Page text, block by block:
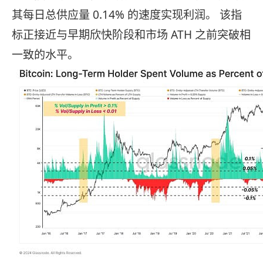
其每日总供应量 0.14% 的速度实现利润。 该指
标正接近与早期欣快阶段和市场 ATH 之前突破相
一致的水平。